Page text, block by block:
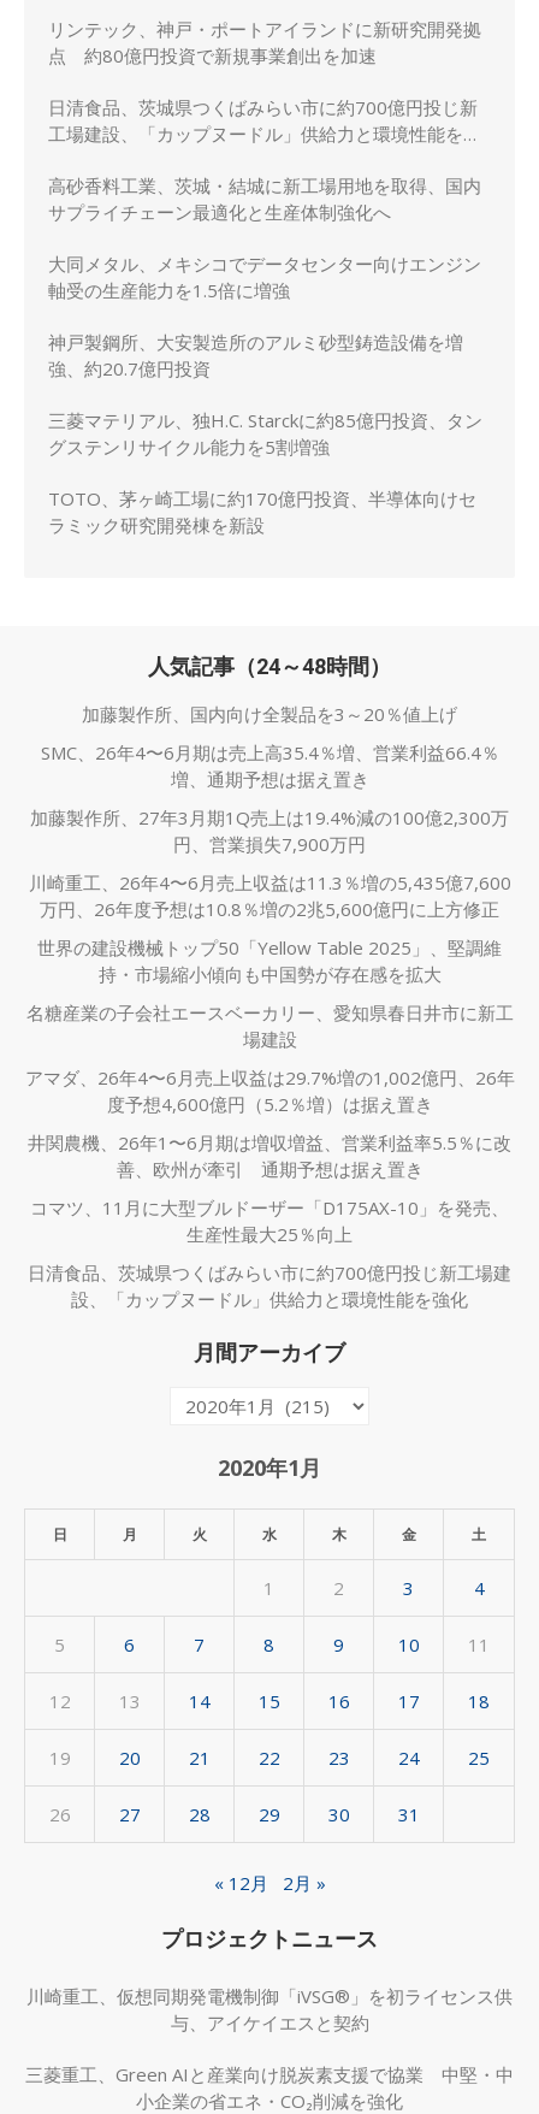
リンテック、神戸・ポートアイランドに新研究開発拠
点 約80億円投資で新規事業創出を加速
日清食品、茨城県つくばみらい市に約700億円投じ新
工場建設、「カップヌードル」供給力と環境性能を強
高砂香料工業、茨城・結城に新工場用地を取得、国内
サプライチェーン最適化と生産体制強化へ
大同メタル、メキシコでデータセンター向けエンジン
軸受の生産能力を1.5倍に増強
神戸製鋼所、大安製造所のアルミ砂型鋳造設備を増
強、約20.7億円投資
三菱マテリアル、独H.C. Starckに約85億円投資、タン
グステンリサイクル能力を5割増強
TOTO、茅ヶ崎工場に約170億円投資、半導体向けセ
ラミック研究開発棟を新設
人気記事（24～48時間）
加藤製作所、国内向け全製品を3～20％値上げ
SMC、26年4〜6月期は売上高35.4％増、営業利益66.4％
増、通期予想は据え置き
加藤製作所、27年3月期1Q売上は19.4%減の100億2,300万
円、営業損失7,900万円
川崎重工、26年4〜6月売上収益は11.3％増の5,435億7,600
万円、26年度予想は10.8％増の2兆5,600億円に上方修正
世界の建設機械トップ50「Yellow Table 2025」、堅調維
持・市場縮小傾向も中国勢が存在感を拡大
名糖産業の子会社エースベーカリー、愛知県春日井市に新工
場建設
アマダ、26年4〜6月売上収益は29.7%増の1,002億円、26年
度予想4,600億円（5.2％増）は据え置き
井関農機、26年1〜6月期は増収増益、営業利益率5.5％に改
善、欧州が牽引 通期予想は据え置き
コマツ、11月に大型ブルドーザー「D175AX-10」を発売、
生産性最大25％向上
日清食品、茨城県つくばみらい市に約700億円投じ新工場建
設、「カップヌードル」供給力と環境性能を強化
月間アーカイブ
イ
2020年1月
日 月 火 水 木 金 土
1 2 3 4
5 6 7 8 9 10 11
12 13 14 15 16 17 18
19 20 21 22 23 24 25
26 27 28 29 30 31
« 12月 2月 »
プロジェクトニュース
川崎重工、仮想同期発電機制御「iVSG®」を初ライセンス供
与、アイケイエスと契約
三菱重工、Green AIと産業向け脱炭素支援で協業 中堅・中
小企業の省エネ・CO₂削減を強化